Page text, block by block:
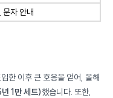
문자 안내
이후 큰 호응을 얻어, 올해
1만 세트)했습니다. 또한,